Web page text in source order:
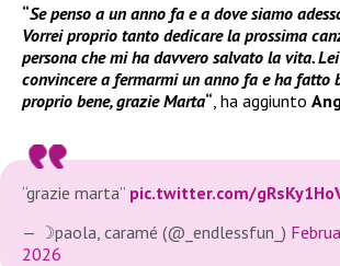
“Se penso a un anno fa e a dove siamo
Vorrei proprio tanto dedicare la prossima
persona che mi ha davvero salvato la vita.
convincere a fermarmi un anno fa e ha fatto
proprio bene, grazie Marta“ , ha aggiunto
“grazie marta” pic.twitter.com/
— ☽paola, caramé (@_endlessfun_)
2026